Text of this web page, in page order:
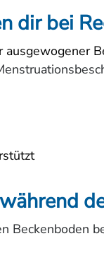
dir bei
ausgewogener
Beckenboden